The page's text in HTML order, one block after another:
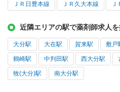
ＪＲ日豊本線 ＪＲ久大本線
近隣エリアの駅で薬剤師求人
大分駅 大在駅 賀来駅 敷戸
鶴崎駅 中判田駅 西大分駅
牧(大分)駅 南大分駅